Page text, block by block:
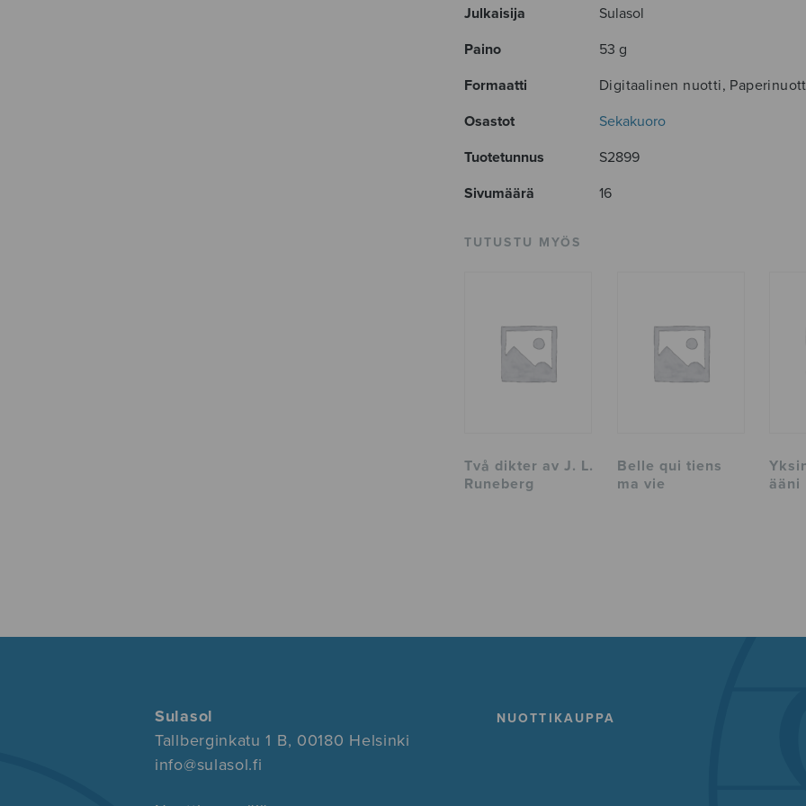
Julkaisija
Sulasol
Paino
53 g
Formaatti
Digitaalinen nuotti,
Osastot
Sekakuoro
Tuotetunnus
S2899
Sivumäärä
16
TUTUSTU MYÖS
Två dikter av J. L.
Runeberg
Belle qui tiens
ma vie
ääni
Sulasol
Tallberginkatu 1 B, 00180 Helsinki
info@sulasol.fi
NUOTTIKAUPPA